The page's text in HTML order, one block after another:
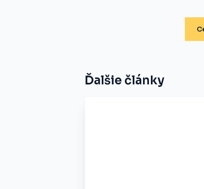
Ďalšie články